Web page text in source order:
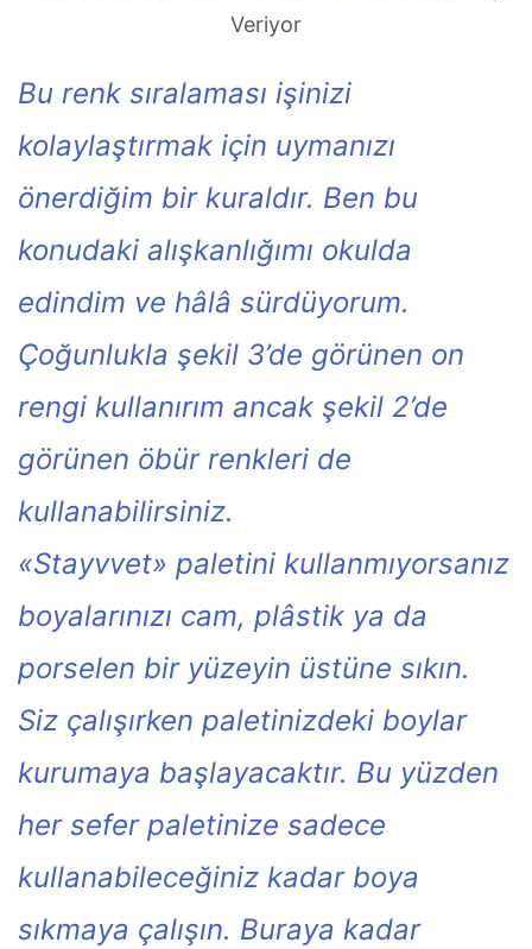
Veriyor
Bu renk sıralaması işinizi
kolaylaştırmak için uymanızı
önerdiğim bir kuraldır. Ben bu
konudaki alışkanlığımı okulda
edindim ve hâlâ sürdüyorum.
Çoğunlukla şekil 3’de görünen on
rengi kullanırım ancak şekil 2’de
görünen öbür renkleri de
kullanabilirsiniz.
«Stayvvet» paletini kullanmıyorsanız
boyalarınızı cam, plâstik ya da
porselen bir yüzeyin üstüne sıkın.
Siz çalışırken paletinizdeki boylar
kurumaya başlayacaktır. Bu yüzden
her sefer paletinize sadece
kullanabileceğiniz kadar boya
sıkmaya çalışın. Buraya kadar